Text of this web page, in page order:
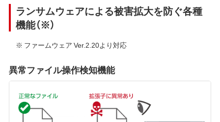
ランサムウェアによる被害拡大を防ぐ各種
機能（※）
※ ファームウェア Ver.2.20より対応
異常ファイル操作検知機能